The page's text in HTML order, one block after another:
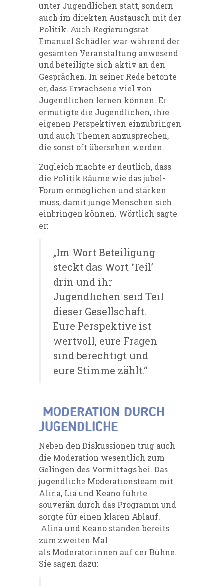
unter Jugendlichen statt, sondern
auch im direkten Austausch mit der
Politik. Auch Regierungsrat
Emanuel Schädler war während der
gesamten Veranstaltung anwesend
und beteiligte sich aktiv an den
Gesprächen. In seiner Rede betonte
er, dass Erwachsene viel von
Jugendlichen lernen können. Er
ermutigte die Jugendlichen, ihre
eigenen Perspektiven einzubringen
und auch Themen anzusprechen,
die sonst oft übersehen werden.
Zugleich machte er deutlich, dass
die Politik Räume wie das jubel-
Forum ermöglichen und stärken
muss, damit junge Menschen sich
einbringen können. Wörtlich sagte
er:
„Im Wort Beteiligung
steckt das Wort ‘Teil’
drin und ihr
Jugendlichen seid Teil
dieser Gesellschaft.
Eure Perspektive ist
wertvoll, eure Fragen
sind berechtigt und
eure Stimme zählt.“
MODERATION DURCH
JUGENDLICHE
Neben den Diskussionen trug auch
die Moderation wesentlich zum
Gelingen des Vormittags bei. Das
jugendliche Moderationsteam mit
Alina, Lia und Keano führte
souverän durch das Programm und
sorgte für einen klaren Ablauf.
Alina und Keano standen bereits
zum zweiten Mal
als Moderator:innen auf der Bühne.
Sie sagen dazu: